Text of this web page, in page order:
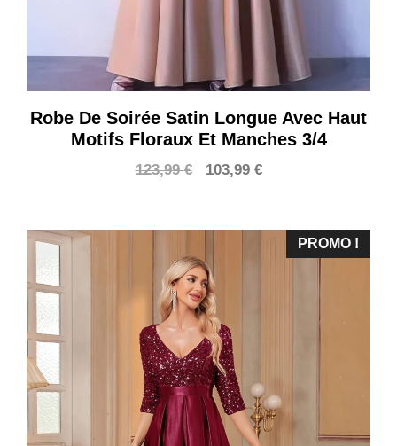
Robe De Soirée Satin Longue Avec Haut
Motifs Floraux Et Manches 3/4
123,99€
Le
était :
123,99 €.
103,99 €Le
est :
103,99 €.
PROMO !